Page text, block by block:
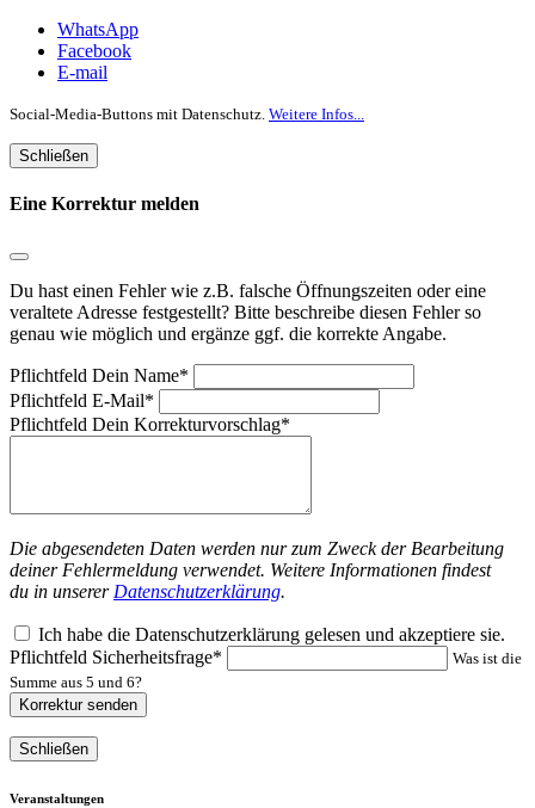
WhatsApp
Facebook
E-mail
Social-Media-Buttons mit Datenschutz. Weitere Infos...
Schließen
Eine Korrektur melden
Du hast einen Fehler wie z.B. falsche Öffnungszeiten oder eine
veraltete Adresse festgestellt? Bitte beschreibe diesen Fehler so
genau wie möglich und ergänze ggf. die korrekte Angabe.
Pflichtfeld Dein Name*
Pflichtfeld E-Mail*
Pflichtfeld Dein Korrekturvorschlag*
Die abgesendeten Daten werden nur zum Zweck der Bearbeitung
deiner Fehlermeldung verwendet. Weitere Informationen findest
du in unserer Datenschutzerklärung.
Ich habe die Datenschutzerklärung gelesen und akzeptiere sie.
Pflichtfeld Sicherheitsfrage*
Was ist die
Summe aus 5 und 6?
Korrektur senden
Schließen
Veranstaltungen